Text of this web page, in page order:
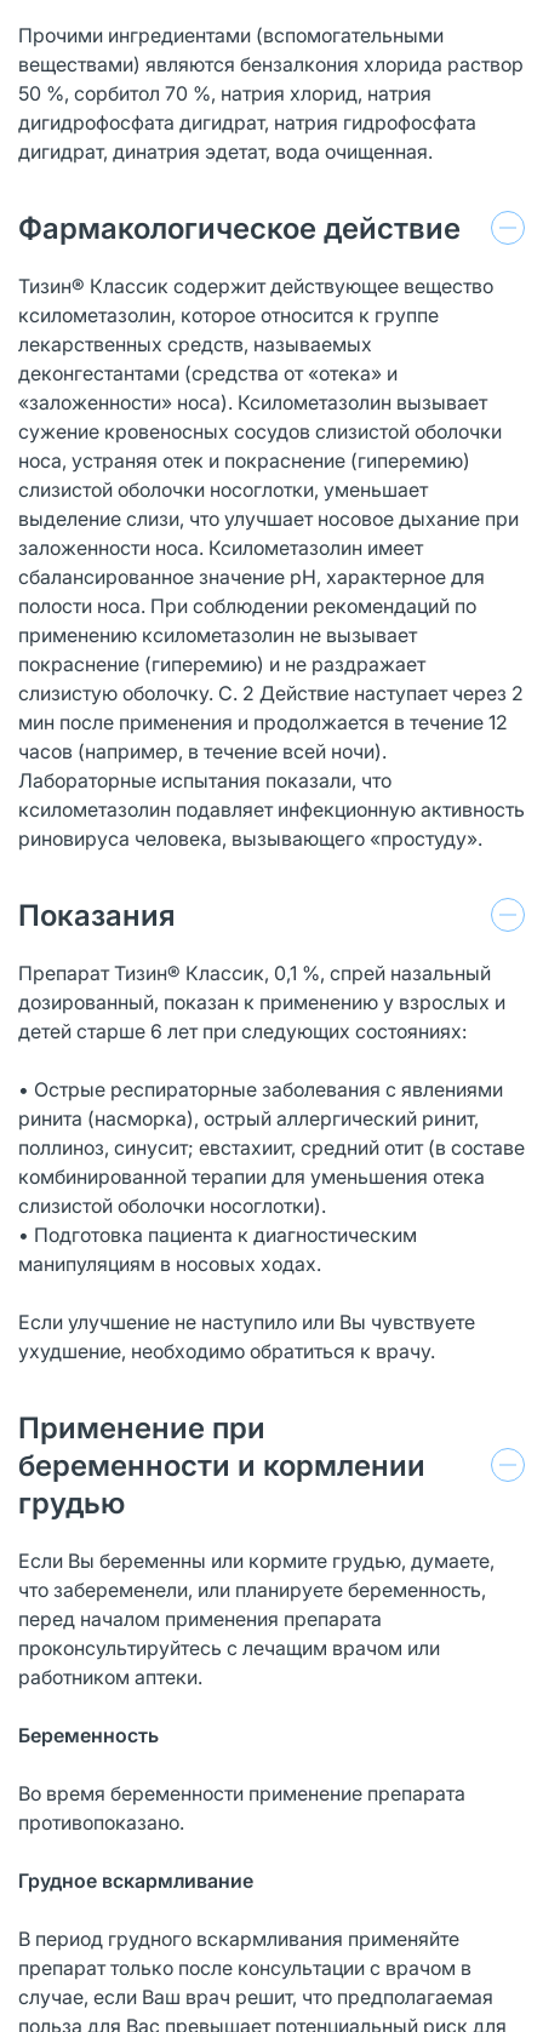
Прочими ингредиентами (вспомогательными
веществами) являются бензалкония хлорида раствор
50 %, сорбитол 70 %, натрия хлорид, натрия
дигидрофосфата дигидрат, натрия гидрофосфата
дигидрат, динатрия эдетат, вода очищенная.
Фармакологическое действие
Тизин® Классик содержит действующее вещество
ксилометазолин, которое относится к группе
лекарственных средств, называемых
деконгестантами (средства от «отека» и
«заложенности» носа). Ксилометазолин вызывает
сужение кровеносных сосудов слизистой оболочки
носа, устраняя отек и покраснение (гиперемию)
слизистой оболочки носоглотки, уменьшает
выделение слизи, что улучшает носовое дыхание при
заложенности носа. Ксилометазолин имеет
сбалансированное значение рН, характерное для
полости носа. При соблюдении рекомендаций по
применению ксилометазолин не вызывает
покраснение (гиперемию) и не раздражает
слизистую оболочку. С. 2 Действие наступает через 2
мин после применения и продолжается в течение 12
часов (например, в течение всей ночи).
Лабораторные испытания показали, что
ксилометазолин подавляет инфекционную активность
риновируса человека, вызывающего «простуду».
Показания
Препарат Тизин® Классик, 0,1 %, спрей назальный
дозированный, показан к применению у взрослых и
детей старше 6 лет при следующих состояниях:
• Острые респираторные заболевания с явлениями
ринита (насморка), острый аллергический ринит,
поллиноз, синусит; евстахиит, средний отит (в составе
комбинированной терапии для уменьшения отека
слизистой оболочки носоглотки).
• Подготовка пациента к диагностическим
манипуляциям в носовых ходах.
Если улучшение не наступило или Вы чувствуете
ухудшение, необходимо обратиться к врачу.
Применение при
беременности и кормлении
грудью
Если Вы беременны или кормите грудью, думаете,
что забеременели, или планируете беременность,
перед началом применения препарата
проконсультируйтесь с лечащим врачом или
работником аптеки.
Беременность
Во время беременности применение препарата
противопоказано.
Грудное вскармливание
В период грудного вскармливания применяйте
препарат только после консультации с врачом в
случае, если Ваш врач решит, что предполагаемая
польза для Вас превышает потенциальный риск для